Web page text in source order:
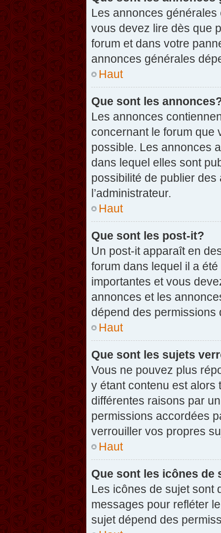
Les annonces
vous devez lire dès que
forum et dans votre
annonces générales
Haut
Que sont les
Les annonces
concernant le forum que
possible. Les annonces
dans lequel elles sont
possibilité de publier
l’administrateur.
Haut
Que sont les post-it?
Un post-it apparaît en
forum dans lequel il a
importantes et vous
annonces et les
dépend des permissions
Haut
Que sont les sujets
Vous ne pouvez plus
y étant contenu est alors
différentes raisons par
permissions accordées
verrouiller vos propres
Haut
Que sont les icônes de
Les icônes de sujet sont
messages pour refléter
sujet dépend des